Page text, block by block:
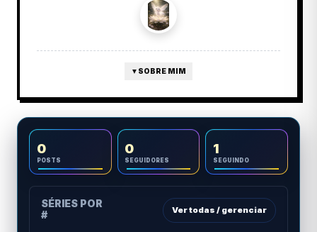
▼ SOBRE MIM
0
POSTS
0
SEGUIDORES
1
SEGUINDO
SÉRIES POR
#
Ver todas / gerenciar